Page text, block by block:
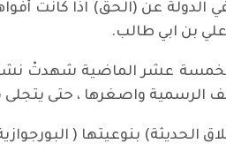
الدولة عن (الحق) اذا كانت
بن ابي طالب.
عشر الماضية شهدتْ
الرسمية واصغرها ، حتى
الحديثة) بنوعيتها (